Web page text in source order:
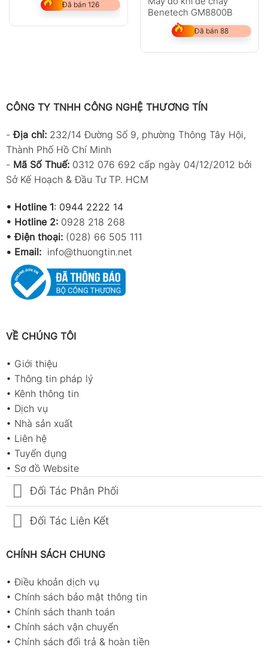
Đã bán 126
Benetech GM8800B
Đã bán 88
CÔNG TY TNHH CÔNG NGHỆ THƯƠNG TÍN
-Địa chỉ: 232/14 Đường Số 9, phường Thông Tây Hội,
Thành Phố Hồ Chí Minh
- Mã Số Thuế: 0312 076 692 cấp ngày 04/12/2012 bởi
Sở Kế Hoạch & Đầu Tư TP. HCM
• Hotline 1: 0944 2222 14
• Hotline 2: 0928 218 268
• Điện thoại: (028) 66 505 111
• Email: info@thuongtin.net
VỀ CHÚNG TÔI
• Giới thiệu
• Thông tin pháp lý
• Kênh thông tin
• Dịch vụ
• Nhà sản xuất
• Liên hệ
• Tuyển dụng
• Sơ đồ Website
Đối Tác Phân Phối
Đối Tác Liên Kết
CHÍNH SÁCH CHUNG
•Điều khoản dịch vụ
• Chính sách bảo mật thông tin
• Chính sách thanh toán
• Chính sách vận chuyển
• Chính sách đổi trả & hoàn tiền